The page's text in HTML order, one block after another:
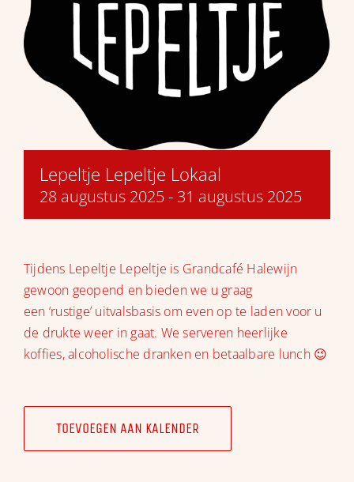
Lepeltje Lepeltje Lokaal
28 augustus 2025- 31 augustus 2025
Tijdens Lepeltje Lepeltje is Grandcafé Halewijn
gewoon geopend en bieden we u graag
een ‘rustige’ uitvalsbasis om even op te laden voor u
de drukte weer in gaat. We serveren heerlijke
koffies, alcoholische dranken en betaalbare lunch 😉
TOEVOEGEN AAN KALENDER